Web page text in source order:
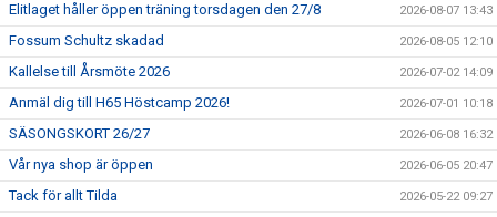
Elitlaget håller öppen träning torsdagen den 27/8 2026-08-07 13:43
Fossum Schultz skadad 2026-08-05 12:10
Kallelse till Årsmöte 2026 2026-07-02 14:09
Anmäl dig till H65 Höstcamp 2026! 2026-07-01 10:18
SÄSONGSKORT 26/27 2026-06-08 16:32
Vår nya shop är öppen 2026-06-05 20:47
Tack för allt Tilda 2026-05-22 09:27